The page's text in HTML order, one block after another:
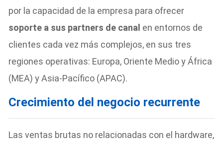
por la capacidad de la empresa para ofrecer
soporte a sus partners de canal en entornos de
clientes cada vez más complejos, en sus tres
regiones operativas: Europa, Oriente Medio y África
(MEA) y Asia-Pacífico (APAC).
Crecimiento del negocio recurrente
Las ventas brutas no relacionadas con el hardware,